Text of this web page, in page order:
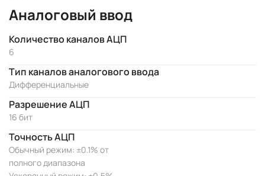
Аналоговый ввод
Количество каналов АЦП
6
Тип каналов аналогового ввода
Дифференциальные
Разрешение АЦП
16 бит
Точность АЦП
Обычный режим: ±0.1% от
полного диапазона